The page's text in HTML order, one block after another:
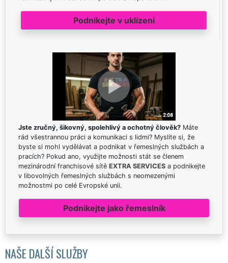
Podnikejte v uklízení
Jste zručný, šikovný, spolehlivý a ochotný člověk? Máte
rád všestrannou práci a komunikaci s lidmi? Myslíte si, že
byste si mohl vydělávat a podnikat v řemeslných službách a
pracích? Pokud ano, využijte možnosti stát se členem
mezinárodní franchisové sítě EXTRA SERVICES a podnikejte
v libovolných řemeslných službách s neomezenými
možnostmi po celé Evropské unii.
Podnikejte jako řemeslník
NAŠE DALŠÍ SLUŽBY